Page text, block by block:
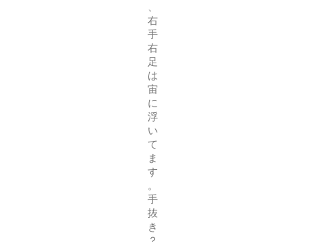
右
手
右
足
は
宙
に
浮
い
て
ま
す
。
手
抜
き